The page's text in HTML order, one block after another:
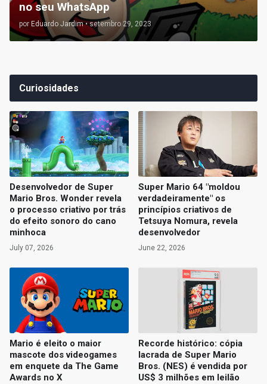
no seu WhatsApp
por Eduardo Jardim • setembro 29, 2023
Curiosidades
Desenvolvedor de Super
Mario Bros. Wonder revela
o processo criativo por trás
do efeito sonoro do cano
minhoca
July 07, 2026
Super Mario 64 "moldou
verdadeiramente" os
princípios criativos de
Tetsuya Nomura, revela
desenvolvedor
June 22, 2026
Mario é eleito o maior
mascote dos videogames
em enquete da The Game
Awards no X
Recorde histórico: cópia
lacrada de Super Mario
Bros. (NES) é vendida por
US$ 3 milhões em leilão